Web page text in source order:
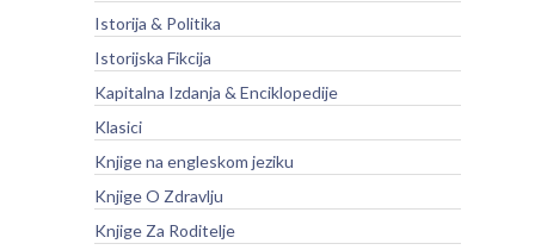
Istorija & Politika
Istorijska Fikcija
Kapitalna Izdanja & Enciklopedije
Klasici
Knjige na engleskom jeziku
Knjige O Zdravlju
Knjige Za Roditelje